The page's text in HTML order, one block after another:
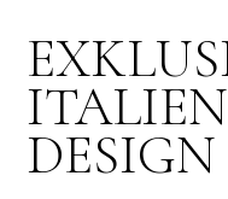
DESIGN